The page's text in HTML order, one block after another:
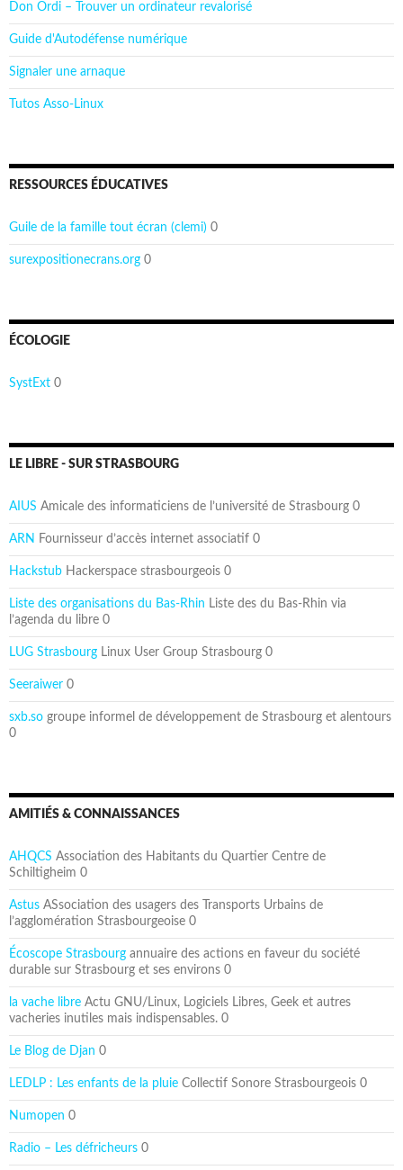
Don Ordi – Trouver un ordinateur revalorisé
Guide d'Autodéfense numérique
Signaler une arnaque
Tutos Asso-Linux
RESSOURCES ÉDUCATIVES
Guile de la famille tout écran (clemi) 0
surexpositionecrans.org 0
ÉCOLOGIE
SystExt 0
LE LIBRE - SUR STRASBOURG
AIUS Amicale des informaticiens de l’université de Strasbourg 0
ARN Fournisseur d’accès internet associatif 0
Hackstub Hackerspace strasbourgeois 0
Liste des organisations du Bas-Rhin Liste des du Bas-Rhin via
l’agenda du libre 0
LUG Strasbourg Linux User Group Strasbourg 0
Seeraiwer 0
sxb.so groupe informel de développement de Strasbourg et alentours
0
AMITIÉS & CONNAISSANCES
AHQCS Association des Habitants du Quartier Centre de
Schiltigheim 0
Astus ASsociation des usagers des Transports Urbains de
l’agglomération Strasbourgeoise 0
Écoscope Strasbourg annuaire des actions en faveur du société
durable sur Strasbourg et ses environs 0
la vache libre Actu GNU/Linux, Logiciels Libres, Geek et autres
vacheries inutiles mais indispensables. 0
Le Blog de Djan 0
LEDLP : Les enfants de la pluie Collectif Sonore Strasbourgeois 0
Numopen 0
Radio – Les défricheurs 0